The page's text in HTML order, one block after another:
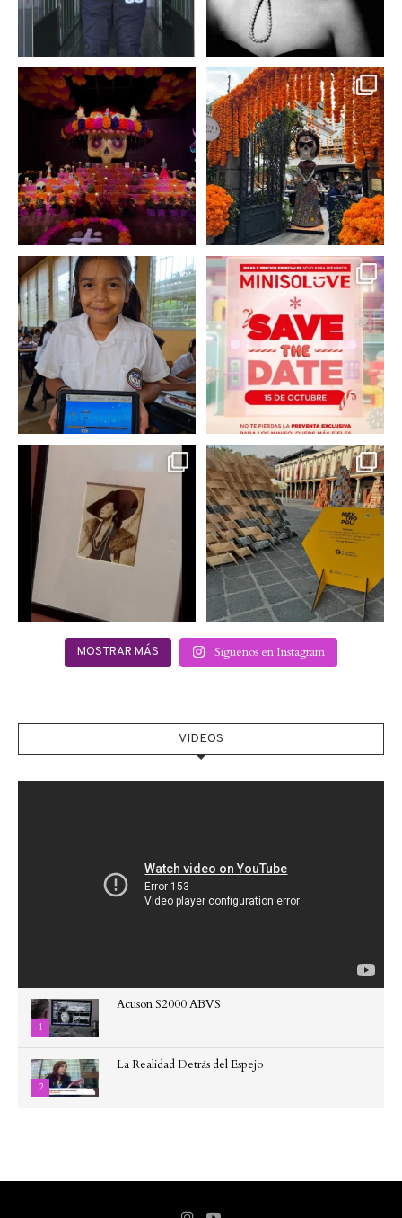
A partir de hoy miercoles
23 de octubre y hasta el...
2 0
No te pierdas la exhibición
de @menchaca.studio...
2 0
En un contexto donde
muchas niñas y
adolescentes...
0 0
La temporada navideña
llegó a @minisomexico...
2 0
Hoy sábado 28 de
septiembre se inauguró
en...
2 0
Este fin de semana no te
pierdas @mextropoli, el...
2 0
MOSTRAR MÁS Síguenos en Instagram
VIDEOS
1
Acuson S2000 ABVS
2
La Realidad Detrás del Espejo